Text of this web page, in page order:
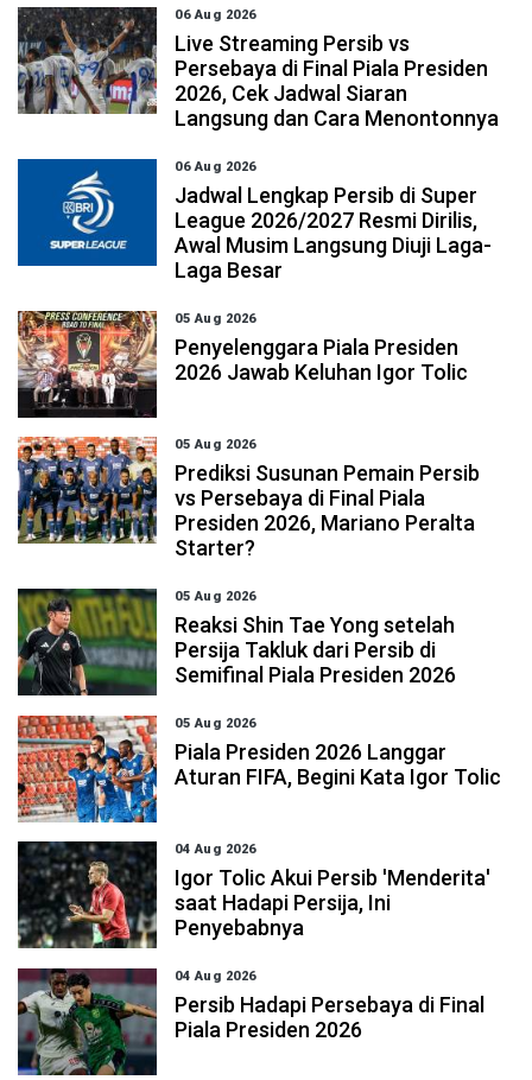
06 Aug 2026
Live Streaming Persib vs
Persebaya di Final Piala Presiden
2026, Cek Jadwal Siaran
Langsung dan Cara Menontonnya
06 Aug 2026
Jadwal Lengkap Persib di Super
League 2026/2027 Resmi Dirilis,
Awal Musim Langsung Diuji Laga-
Laga Besar
05 Aug 2026
Penyelenggara Piala Presiden
2026 Jawab Keluhan Igor Tolic
05 Aug 2026
Prediksi Susunan Pemain Persib
vs Persebaya di Final Piala
Presiden 2026, Mariano Peralta
Starter?
05 Aug 2026
Reaksi Shin Tae Yong setelah
Persija Takluk dari Persib di
Semifinal Piala Presiden 2026
05 Aug 2026
Piala Presiden 2026 Langgar
Aturan FIFA, Begini Kata Igor Tolic
04 Aug 2026
Igor Tolic Akui Persib 'Menderita'
saat Hadapi Persija, Ini
Penyebabnya
04 Aug 2026
Persib Hadapi Persebaya di Final
Piala Presiden 2026